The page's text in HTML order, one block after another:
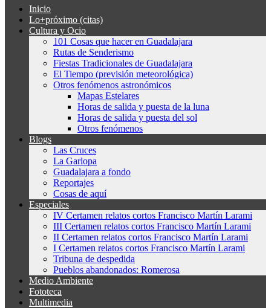
Inicio
Lo+próximo (citas)
Cultura y Ocio
101 Cosas que hacer en Guadalajara
Rutas de Senderismo
Fiestas Tradicionales de Guadalajara
El Tiempo (previsión meteorológica)
Otros fenómenos astronómicos
Mapas Estelares
Horas de salida y puesta de la luna
Horas de salida y puesta del sol
Otros fenómenos
Blogs
Las Cruces
La Garlopa
Guadalajara a fondo
Reportajes
Cosas de aquí
Especiales
IV Certamen relatos cortos Francisco Martín Larami
III Certamen relatos cortos Francisco Martín Larami
II Certamen relatos cortos Francisco Martín Larami
I Certamen relatos cortos Francisco Martín Larami
Tribuna de despedida
Pueblos abandonados: Romerosa
Medio Ambiente
Fototeca
Multimedia